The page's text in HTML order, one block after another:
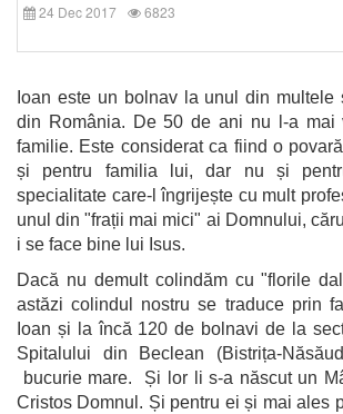
24 Dec 2017 6823
Ioan este un bolnav la unul din multele
din România. De 50 de ani nu l-a mai
familie. Este considerat ca fiind o
și pentru familia lui, dar nu și
specialitate care-l îngrijește cu mult
unul din "frații mai mici" ai Domnului,
i se face bine lui Isus.
Dacă nu demult colindăm cu "florile
astăzi colindul nostru se traduce prin
Ioan și la încă 120 de bolnavi de la
Spitalului din Beclean (Bistrița-
bucurie mare. Și lor li s-a născut un
Cristos Domnul. Și pentru ei și mai ales